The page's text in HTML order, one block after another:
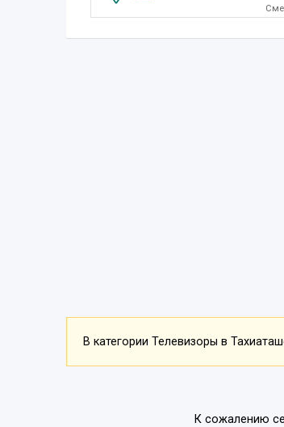
В категории Телевизоры в
К сожалению